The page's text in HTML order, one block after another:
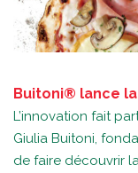
Buitoni® lance
L’innovation fait
Giulia Buitoni,
de faire découvrir